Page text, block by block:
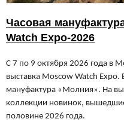
Часовая
Watch Expo-2026
С 7 по 9 октября 2026 года в
выставка Moscow Watch Expo.
мануфактура «Молния». На
коллекции новинок,
половине 2026 года.